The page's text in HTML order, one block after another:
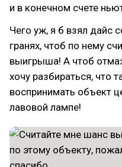
и в конечном счете
Чего уж, я б взял дайс
гранях, чтоб по нему
выигрыша! А чтоб
хочу разбираться, что
воспринимать объект
лавовой лампе!